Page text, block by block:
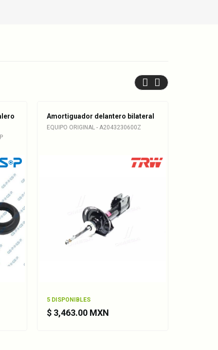
Amortiguador delantero bilateral
EQUIPO ORIGINAL - A2043230600Z
5 DISPONIBLES
$ 3,463.00 MXN